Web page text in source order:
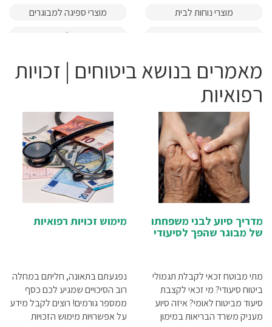
מוצרי נוחות לבית
מוצרי ספיגה למבוגרים
מעלונים
ציוד דיאגנוסטיקה
ציוד וטיפול רפואי ביתי
ציוד וריהוט לקליניקה
ציוד לכבדי משקל
ציוד לפיזיותרפיה
ציוד רפואי לחרום
קלנועיות
רחצה והגיינה
שירותי רפואה בבית
תפעול כללי
מאמרים בנושא ביטוחים | זכויות
רפואיות
מדריך סיוע לבני משפחתו
של מבוגר שהפך לסיעודי
מתי מבוטח זכאי לקבלת תגמולי
ביטוח סיעודי? מי זכאי לקצבת
סיעוד מביטוח לאומי? איזה סיוע
מעניק משרד הבריאות במימון
מימוש זכויות רפואיות
נפגעתם בתאונה, חליתם במחלה
רוב הסיכויים שמגיע לכם כסף
ממספר גורמים! רוצים לקבל מידע
על אפשרויות מימוש הזכויות